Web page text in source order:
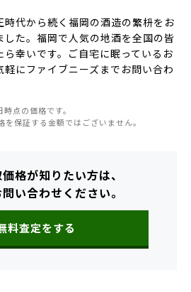
代から続く福岡の酒造の繁枡をお
した。福岡で人気の地酒を全国の皆
幸いです。ご自宅に眠っているお
にファイブニーズまでお問い合わ
点の価格です。
保証する金額ではございません。
格が知りたい方は、
い合わせください。
料査定をする